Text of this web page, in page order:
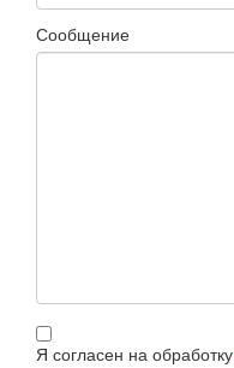
Сообщение
Я согласен на обработку